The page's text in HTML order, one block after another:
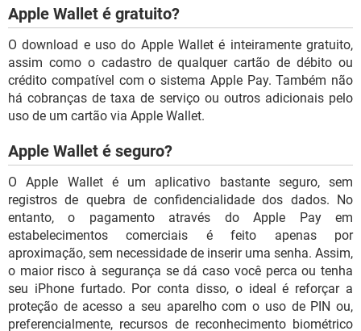
Apple Wallet é gratuito?
O download e uso do Apple Wallet é inteiramente gratuito,
assim como o cadastro de qualquer cartão de débito ou
crédito compatível com o sistema Apple Pay. Também não
há cobranças de taxa de serviço ou outros adicionais pelo
uso de um cartão via Apple Wallet.
Apple Wallet é seguro?
O Apple Wallet é um aplicativo bastante seguro, sem
registros de quebra de confidencialidade dos dados. No
entanto, o pagamento através do Apple Pay em
estabelecimentos comerciais é feito apenas por
aproximação, sem necessidade de inserir uma senha. Assim,
o maior risco à segurança se dá caso você perca ou tenha
seu iPhone furtado. Por conta disso, o ideal é reforçar a
proteção de acesso a seu aparelho com o uso de PIN ou,
preferencialmente, recursos de reconhecimento biométrico